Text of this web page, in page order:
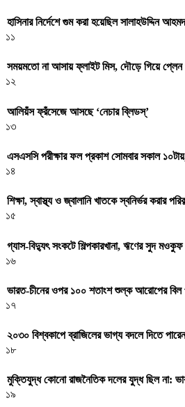
হাসিনার নির্দেশে গুম করা হয়েছিল সালাহউদ্দিন
১১
সময়মতো না আসায় ফ্লাইট মিস, দৌড়ে গিয়ে প্লেন
১২
আলিয়ঁস ফ্রঁসেজে আসছে ‘নেচার ব্লিডস্’
১৩
এসএসসি পরীক্ষার ফল প্রকাশ সোমবার সকাল ১০টায়,
১৪
শিক্ষা, স্বাস্থ্য ও জ্বালানি খাতকে স্বনির্ভর করার
১৫
গ্যাস-বিদ্যুৎ সংকটে শিল্পকারখানা, ঋণের সুদ মওকুফ
১৬
ভারত-চীনের ওপর ১০০ শতাংশ শুল্ক আরোপের বিল
১৭
২০৩০ বিশ্বকাপে ব্রাজিলের ভাগ্য বদলে দিতে
১৮
মুক্তিযুদ্ধ কোনো রাজনৈতিক দলের যুদ্ধ ছিল না:
১৯